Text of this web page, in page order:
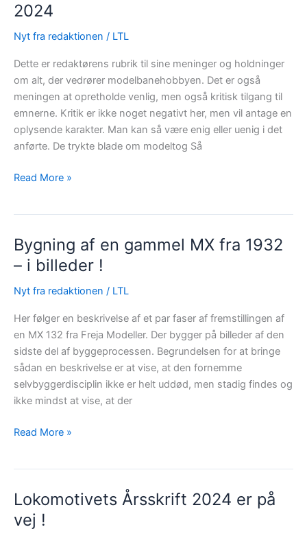
at
sælge
modeltog
Danmark
?
2024
Nyt fra redaktionen / LTL
Dette er redaktørens rubrik til sine meninger og holdninger
om alt, der vedrører modelbanehobbyen. Det er også
meningen at opretholde venlig, men også kritisk tilgang til
emnerne. Kritik er ikke noget negativt her, men vil antage en
oplysende karakter. Man kan så være enig eller uenig i det
anførte. De trykte blade om modeltog Så
Redaktørens
2024
Read More »
Bygning af en gammel MX fra 1932
– i billeder !
Nyt fra redaktionen / LTL
Her følger en beskrivelse af et par faser af fremstillingen af
en MX 132 fra Freja Modeller. Der bygger på billeder af den
sidste del af byggeprocessen. Begrundelsen for at bringe
sådan en beskrivelse er at vise, at den fornemme
selvbyggerdisciplin ikke er helt uddød, men stadig findes og
ikke mindst at vise, at der
Bygning
MX
fra
1932
Read More »
Lokomotivets Årsskrift 2024 er på
vej !